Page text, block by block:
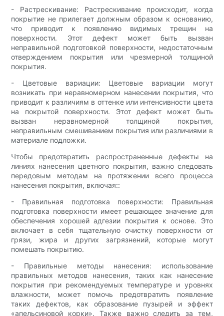
- Растрескивание: Растрескивание происходит, когда
покрытие не прилегает должным образом к основанию,
что приводит к появлению видимых трещин на
поверхности. Этот дефект может быть вызван
неправильной подготовкой поверхности, недостаточным
отверждением покрытия или чрезмерной толщиной
покрытия.
- Цветовые вариации: Цветовые вариации могут
возникать при неравномерном нанесении покрытия, что
приводит к различиям в оттенке или интенсивности цвета
на покрытой поверхности. Этот дефект может быть
вызван неравномерной толщиной покрытия,
неправильным смешиванием покрытия или различиями в
материале подложки.
Чтобы предотвратить распространенные дефекты на
линиях нанесения цветного покрытия, важно следовать
передовым методам на протяжении всего процесса
нанесения покрытия, включая::
- Правильная подготовка поверхности: Правильная
подготовка поверхности имеет решающее значение для
обеспечения хорошей адгезии покрытия к основе. Это
включает в себя тщательную очистку поверхности от
грязи, жира и других загрязнений, которые могут
помешать покрытию.
- Правильные методы нанесения: использование
правильных методов нанесения, таких как нанесение
покрытия при рекомендуемых температуре и уровнях
влажности, может помочь предотвратить появление
таких дефектов, как образование пузырей и эффект
«апельсиновой корки». Также важно следить за тем,